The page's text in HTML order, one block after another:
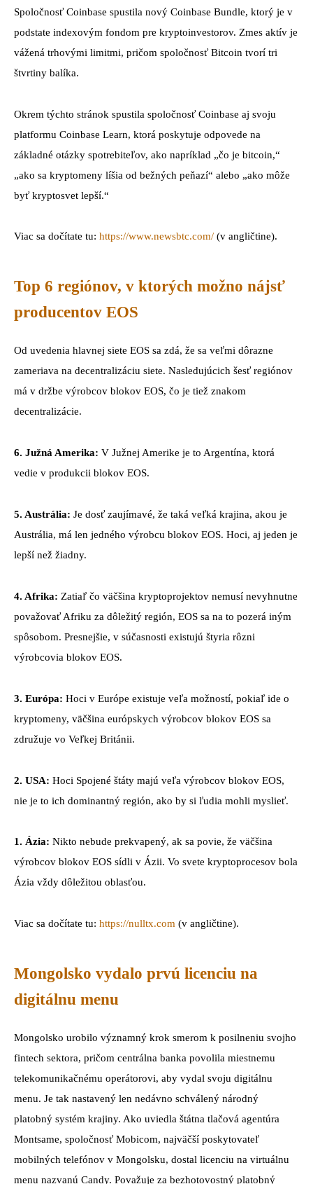
Spoločnosť Coinbase spustila nový Coinbase Bundle, ktorý je v
podstate indexovým fondom pre kryptoinvestorov. Zmes aktív je
vážená trhovými limitmi, pričom spoločnosť Bitcoin tvorí tri
štvrtiny balíka.
Okrem týchto stránok spustila spoločnosť Coinbase aj svoju
platformu Coinbase Learn, ktorá poskytuje odpovede na
základné otázky spotrebiteľov, ako napríklad „čo je bitcoin,“
„ako sa kryptomeny líšia od bežných peňazí“ alebo „ako môže
byť kryptosvet lepší.“
Viac sa dočítate tu: https://www.newsbtc.com/ (v angličtine).
Top 6 regiónov, v ktorých možno nájsť
producentov EOS
Od uvedenia hlavnej siete EOS sa zdá, že sa veľmi dôrazne
zameriava na decentralizáciu siete. Nasledujúcich šesť regiónov
má v držbe výrobcov blokov EOS, čo je tiež znakom
decentralizácie.
6. Južná Amerika: V Južnej Amerike je to Argentína, ktorá
vedie v produkcii blokov EOS.
5. Austrália: Je dosť zaujímavé, že taká veľká krajina, akou je
Austrália, má len jedného výrobcu blokov EOS. Hoci, aj jeden je
lepší než žiadny.
4. Afrika: Zatiaľ čo väčšina kryptoprojektov nemusí nevyhnutne
považovať Afriku za dôležitý región, EOS sa na to pozerá iným
spôsobom. Presnejšie, v súčasnosti existujú štyria rôzni
výrobcovia blokov EOS.
3. Európa: Hoci v Európe existuje veľa možností, pokiaľ ide o
kryptomeny, väčšina európskych výrobcov blokov EOS sa
združuje vo Veľkej Británii.
2. USA: Hoci Spojené štáty majú veľa výrobcov blokov EOS,
nie je to ich dominantný región, ako by si ľudia mohli myslieť.
1. Ázia: Nikto nebude prekvapený, ak sa povie, že väčšina
výrobcov blokov EOS sídli v Ázii. Vo svete kryptoprocesov bola
Ázia vždy dôležitou oblasťou.
Viac sa dočítate tu: https://nulltx.com (v angličtine).
Mongolsko vydalo prvú licenciu na
digitálnu menu
Mongolsko urobilo významný krok smerom k posilneniu svojho
fintech sektora, pričom centrálna banka povolila miestnemu
telekomunikačnému operátorovi, aby vydal svoju digitálnu
menu. Je tak nastavený len nedávno schválený národný
platobný systém krajiny. Ako uviedla štátna tlačová agentúra
Montsame, spoločnosť Mobicom, najväčší poskytovateľ
mobilných telefónov v Mongolsku, dostal licenciu na virtuálnu
menu nazvanú Candy. Považuje za bezhotovostný platobný